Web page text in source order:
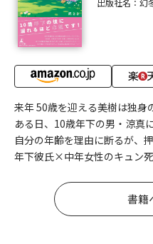
来年 50歳を迎える美樹は独身
ある日、10歳年下の男・涼真
自分の年齢を理由に断るが、
年下彼氏×中年女性のキュン
書籍